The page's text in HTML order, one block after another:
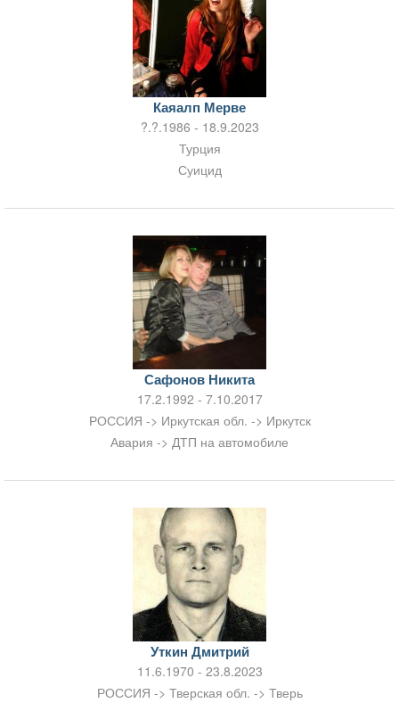
Каяалп Мерве
?.?.1986 - 18.9.2023
Турция
Суицид
Сафонов Никита
17.2.1992 - 7.10.2017
РОССИЯ -> Иркутская обл. -> Иркутск
Авария -> ДТП на автомобиле
Уткин Дмитрий
11.6.1970 - 23.8.2023
РОССИЯ -> Тверская обл. -> Тверь